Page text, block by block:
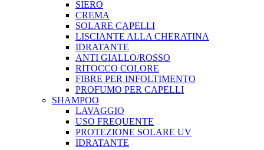
SIERO
CREMA
SOLARE CAPELLI
LISCIANTE ALLA CHERATINA
IDRATANTE
ANTI GIALLO/ROSSO
RITOCCO COLORE
FIBRE PER INFOLTIMENTO
PROFUMO PER CAPELLI
SHAMPOO
LAVAGGIO
USO FREQUENTE
PROTEZIONE SOLARE UV
IDRATANTE